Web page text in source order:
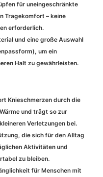
für uneingeschränkte
Tragekomfort – keine
erforderlich.
und eine große Auswahl
um ein
Halt zu gewährleisten.
Knieschmerzen durch die
und trägt so zur
Verletzungen bei.
die sich für den Alltag
Aktivitäten und
zu bleiben.
für Menschen mit